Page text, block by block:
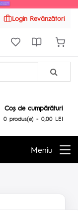
Login Revânzători
Coş de cumpărături
0 produs(e) - 0,00 LEI
Meniu